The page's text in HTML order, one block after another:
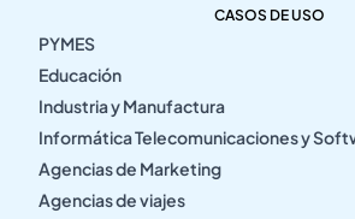
CASOS DE USO
PYMES
Educación
Industria y Manufactura
Informática Telecomunicaciones y
Agencias de Marketing
Agencias de viajes